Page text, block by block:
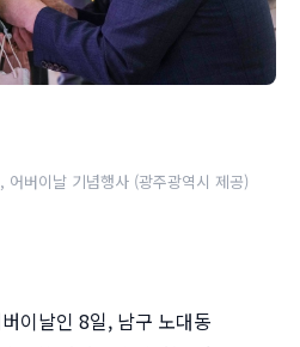
버이날 기념행사 (광주광역시 제공)
이날인 8일, 남구 노대동